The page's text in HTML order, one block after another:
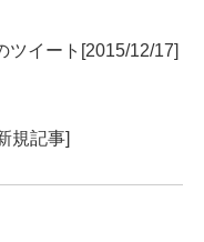
ツイート[2015/12/17]
規記事]